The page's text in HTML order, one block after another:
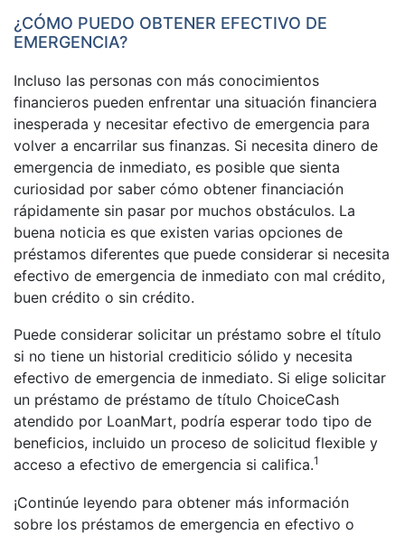
¿CÓMO PUEDO OBTENER EFECTIVO DE
EMERGENCIA?
Incluso las personas con más conocimientos
financieros pueden enfrentar una situación financiera
inesperada y necesitar efectivo de emergencia para
volver a encarrilar sus finanzas. Si necesita dinero de
emergencia de inmediato, es posible que sienta
curiosidad por saber cómo obtener financiación
rápidamente sin pasar por muchos obstáculos. La
buena noticia es que existen varias opciones de
préstamos diferentes que puede considerar si necesita
efectivo de emergencia de inmediato con mal crédito,
buen crédito o sin crédito.
Puede considerar solicitar un préstamo sobre el título
si no tiene un historial crediticio sólido y necesita
efectivo de emergencia de inmediato. Si elige solicitar
un préstamo de préstamo de título ChoiceCash
atendido por LoanMart, podría esperar todo tipo de
beneficios, incluido un proceso de solicitud flexible y
acceso a efectivo de emergencia si califica.1
¡Continúe leyendo para obtener más información
sobre los préstamos de emergencia en efectivo o